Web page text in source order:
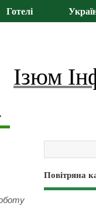
Готелі
Ізюм
Повітряна